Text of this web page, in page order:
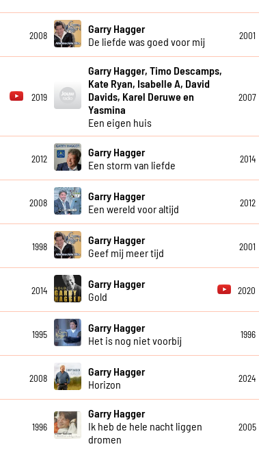
2008
Garry Hagger
De liefde was goed voor mij
2001
2019
Garry Hagger, Timo Descamps,
Kate Ryan, Isabelle A, David
Davids, Karel Deruwe en
Yasmina
Een eigen huis
2007
2012
Garry Hagger
Een storm van liefde
2014
2008
Garry Hagger
Een wereld voor altijd
2012
1998
Garry Hagger
Geef mij meer tijd
2001
2014
Garry Hagger
Gold
2020
1995
Garry Hagger
Het is nog niet voorbij
1996
2008
Garry Hagger
Horizon
2024
1996
Garry Hagger
Ik heb de hele nacht liggen
dromen
2005